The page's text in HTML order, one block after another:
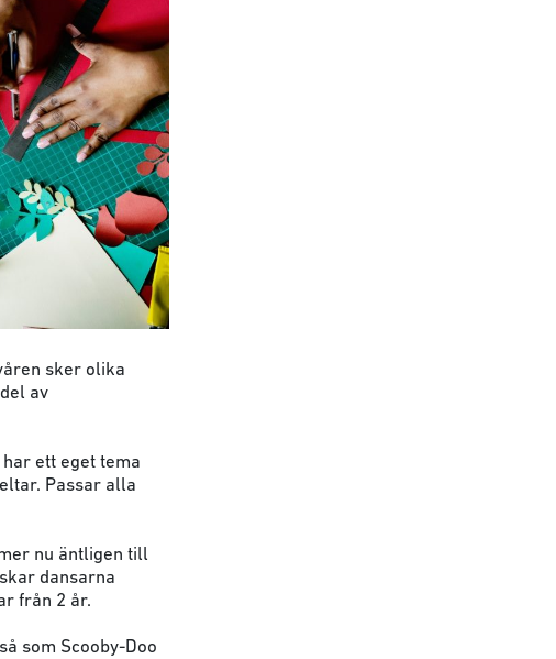
sker olika
av
ett eget tema
Passar alla
nu äntligen till
dansarna
från 2 år.
som Scooby-Doo